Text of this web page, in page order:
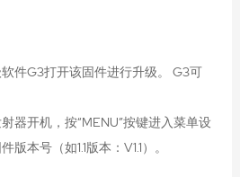
件G3打开该固件进行升级。 G3可
器开机，按“MENU”按键进入菜单设
本号（如1.1版本：V1.1）。